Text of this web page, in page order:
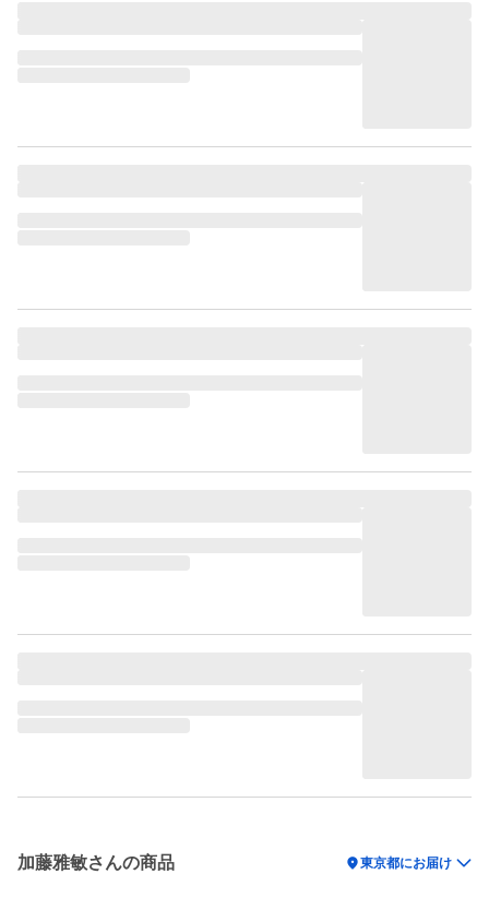
加藤雅敏さんの商品 location_on東京都にお届け